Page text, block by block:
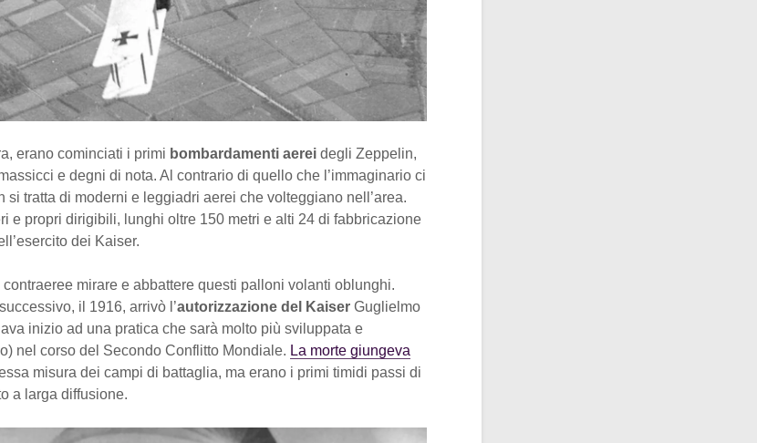
erano cominciati i primi bombardamenti aerei degli Zeppelin,
e degni di nota. Al contrario di quello che l’immaginario ci
si tratta di moderni e leggiadri aerei che volteggiano nell’area.
e propri dirigibili, lunghi oltre 150 metri e alti 24 di fabbricazione
dei Kaiser.
mirare e abbattere questi palloni volanti oblunghi.
il 1916, arrivò l’autorizzazione del Kaiser Guglielmo
inizio ad una pratica che sarà molto più sviluppata e
nel corso del Secondo Conflitto Mondiale. La morte giungeva
misura dei campi di battaglia, ma erano i primi timidi passi di
a larga diffusione.